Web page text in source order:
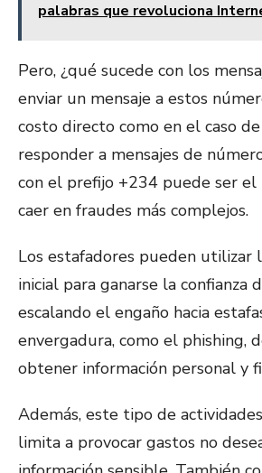
palabras que revoluciona
Pero, ¿qué sucede con los
enviar un mensaje a estos
costo directo como en el caso
responder a mensajes de
con el prefijo +234 puede ser el
caer en fraudes más complejos.
Los estafadores pueden utilizar
inicial para ganarse la confianza
escalando el engaño hacia
envergadura, como el phishing,
obtener información personal y
Además, este tipo de
limita a provocar gastos no